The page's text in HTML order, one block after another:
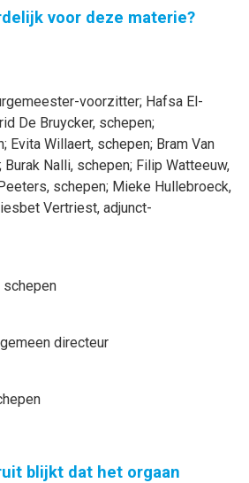
voor deze materie?
voorzitter; Hafsa El-
De Bruycker, schepen;
; Evita Willaert, schepen; Bram Van
; Burak Nalli, schepen; Filip Watteeuw,
, schepen; Mieke Hullebroeck,
Vertriest, adjunct-
schepen
directeur
blijkt dat het orgaan